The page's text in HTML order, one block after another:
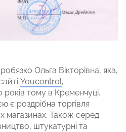
Ольга Вікторівна, яка,
Youcontrol,
тому в Кременчуці.
є роздрібна торгівля
магазинах. Також серед
штукатурні та